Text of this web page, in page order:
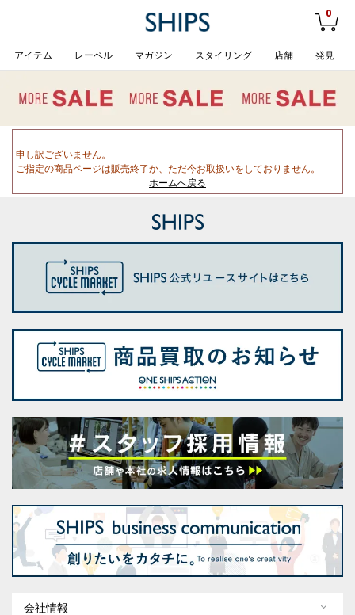
0
アイテム レーベル マガジン スタイリング 店舗 発見
申し訳ございません。
ご指定の商品ページは販売終了か、ただ今お取扱いをしておりません。
ホームへ戻る
会社情報